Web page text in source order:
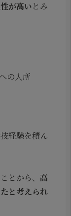
が高いとみ
の入所
経験を積ん
とから、 高
と考えられ